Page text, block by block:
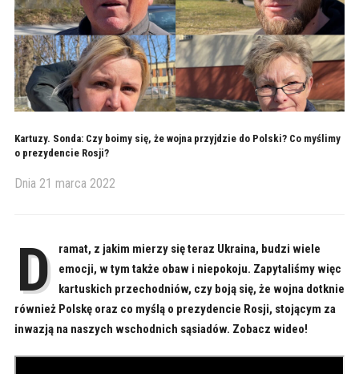
Kartuzy. Sonda: Czy boimy się, że wojna przyjdzie do Polski? Co myślimy
o prezydencie Rosji?
Dnia 21 marca 2022
D
ramat, z jakim mierzy się teraz Ukraina, budzi wiele
emocji, w tym także obaw i niepokoju. Zapytaliśmy więc
kartuskich przechodniów, czy boją się, że wojna dotknie
również Polskę oraz co myślą o prezydencie Rosji, stojącym za
inwazją na naszych wschodnich sąsiadów. Zobacz wideo!